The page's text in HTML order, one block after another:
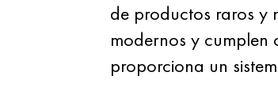
de productos raros y
modernos y cumplen
proporciona un